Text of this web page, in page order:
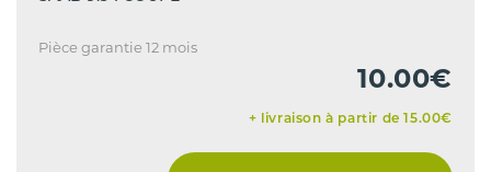
Pièce garantie 12 mois
10.00€
+ livraison à partir de 15.00€